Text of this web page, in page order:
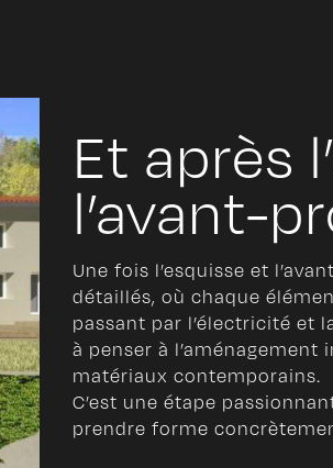
Et après
l’avant-
Une fois l’esquisse et
détaillés, où chaque
passant par l’électricité et
à penser à
matériaux contemporains.
C’est une étape
prendre forme